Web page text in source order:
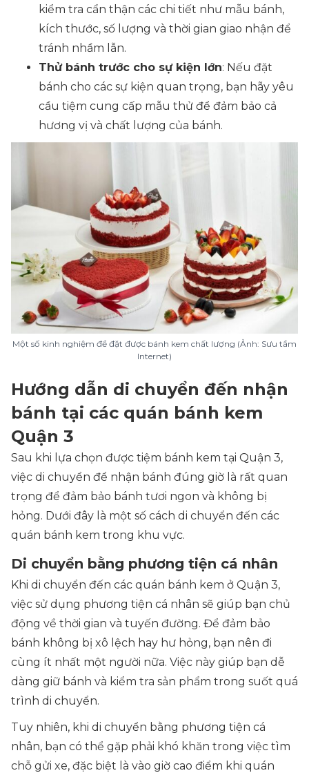
kiểm tra cẩn thận các chi tiết như mẫu bánh,
kích thước, số lượng và thời gian giao nhận để
tránh nhầm lẫn.
Thử bánh trước cho sự kiện lớn: Nếu đặt
bánh cho các sự kiện quan trọng, bạn hãy yêu
cầu tiệm cung cấp mẫu thử để đảm bảo cả
hương vị và chất lượng của bánh.
Một số kinh nghiệm để đặt được bánh kem chất lượng (Ảnh: Sưu tầm
Internet)
Hướng dẫn di chuyển đến nhận
bánh tại các quán bánh kem
Quận 3
Sau khi lựa chọn được tiệm bánh kem tại Quận 3,
việc di chuyển để nhận bánh đúng giờ là rất quan
trọng để đảm bảo bánh tươi ngon và không bị
hỏng. Dưới đây là một số cách di chuyển đến các
quán bánh kem trong khu vực.
Di chuyển bằng phương tiện cá nhân
Khi di chuyển đến các quán bánh kem ở Quận 3,
việc sử dụng phương tiện cá nhân sẽ giúp bạn chủ
động về thời gian và tuyến đường. Để đảm bảo
bánh không bị xô lệch hay hư hỏng, bạn nên đi
cùng ít nhất một người nữa. Việc này giúp bạn dễ
dàng giữ bánh và kiểm tra sản phẩm trong suốt quá
trình di chuyển.
Tuy nhiên, khi di chuyển bằng phương tiện cá
nhân, bạn có thể gặp phải khó khăn trong việc tìm
chỗ gửi xe, đặc biệt là vào giờ cao điểm khi quán